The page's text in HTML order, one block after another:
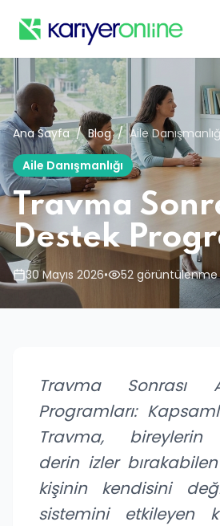
Ana Sayfa / Blog / Aile
Aile Danışmanlığı
Travma
Destek
30 Mayıs 2026• 52 görüntülenme
Travma Sonrası
Programları:
Travma, bireylerin
derin izler
kişinin kendisini
sistemini etkileyen